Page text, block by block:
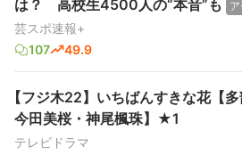
は？ 高校生4500人の“本音”も
芸スポ速報+
107
49.9
【フジ木22】いちばんすきな花【
今田美桜・神尾楓珠】★1
テレビドラマ